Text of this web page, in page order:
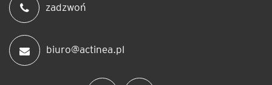
zadzwoń
biuro@actinea.pl